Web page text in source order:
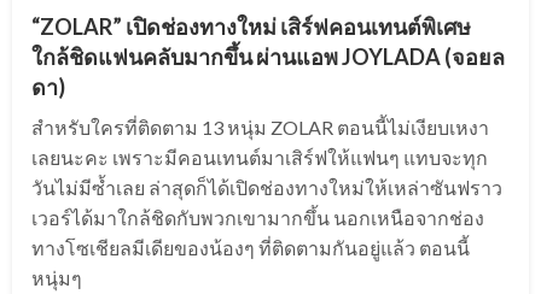
“ZOLAR” เปิดช่องทางใหม่ เสิร์ฟคอนเทนต์พิเศษ
ใกล้ชิดแฟนคลับมากขึ้น ผ่านแอพ JOYLADA (จอยล
ดา)
สำหรับใครที่ติดตาม 13 หนุ่ม ZOLAR ตอนนี้ไม่เงียบเหงา
เลยนะคะ เพราะมีคอนเทนต์มาเสิร์ฟให้แฟนๆ แทบจะทุก
วันไม่มีซ้ำเลย ล่าสุดก็ได้เปิดช่องทางใหม่ให้เหล่าซันฟราว
เวอร์ได้มาใกล้ชิดกับพวกเขามากขึ้น นอกเหนือจากช่อง
ทางโซเชียลมีเดียของน้องๆ ที่ติดตามกันอยู่แล้ว ตอนนี้
หนุ่มๆ